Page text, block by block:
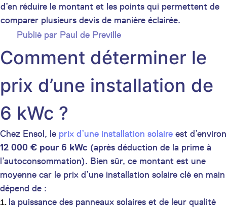
d’en réduire le montant et les points qui permettent de
comparer plusieurs devis de manière éclairée.
Publié par Paul de Preville
Comment déterminer le
prix d’une installation de
6 kWc ?
Chez Ensol, le prix d’une installation solaire est d’environ
12 000 € pour 6 kWc (après déduction de la prime à
l’autoconsommation). Bien sûr, ce montant est une
moyenne car le prix d’une installation solaire clé en main
dépend de :
la puissance des panneaux solaires et de leur qualité